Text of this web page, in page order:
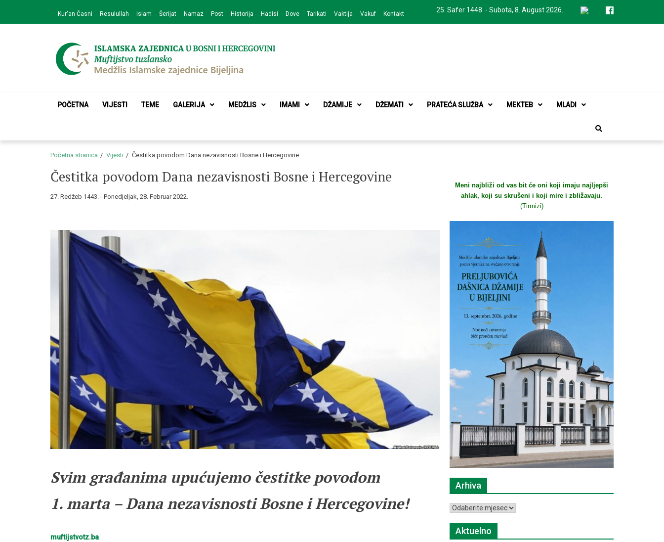
navigation
content
25. Safer 1448. - Subota, 8. August 2026.
Kur'an Časni Resulullah Islam Šerijat Namaz Post Historija Hadisi Dove Tarikati Vaktija Vakuf Kontakt
Medžlis Islamske zajednice Bijeljina
POČETNA VIJESTI TEME GALERIJA MEDŽLIS IMAMI DŽAMIJE DŽEMATI PRATEĆA SLUŽBA MEKTEB MLADI
Početna stranica Vijesti Čestitka povodom Dana nezavisnosti Bosne i Hercegovine
Čestitka povodom Dana nezavisnosti Bosne i Hercegovine
27. Redžeb 1443. - Ponedjeljak, 28. Februar 2022.
Svim građanima upućujemo čestitke povodom
1. marta – Dana nezavisnosti Bosne i Hercegovine!
muftijstvotz.ba
Meni najbliži od vas bit će oni koji imaju najljepši
ahlak, koji su skrušeni i koji mire i zbližavaju.
(Tirmizi)
Arhiva
Arhiva
Aktuelno